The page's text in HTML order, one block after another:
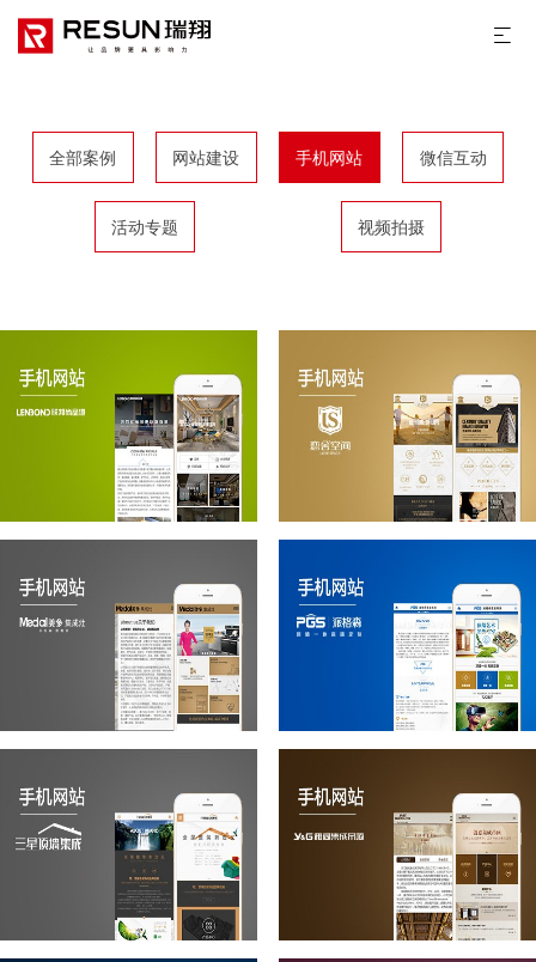
全部案例 网站建设 手机网站 微信互动
活动专题 视频拍摄
联邦 恋舍
美多 派格森